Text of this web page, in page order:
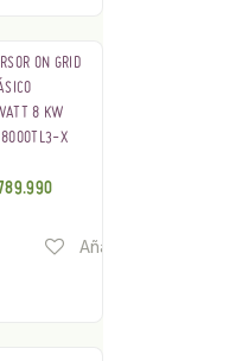
de deseos
ON GRID
8 KW
8000TL3-X
Añadir a lista de